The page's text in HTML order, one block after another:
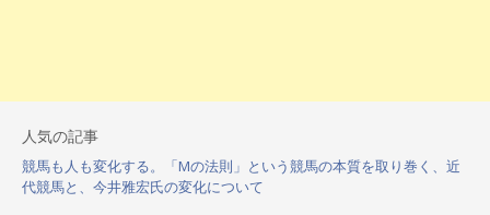
人気の記事
競馬も人も変化する。「Mの法則」という競馬の本質を取り巻く、近
代競馬と、今井雅宏氏の変化について